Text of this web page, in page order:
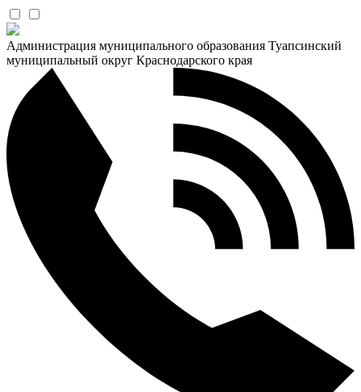
Администрация муниципального образования Туапсинский
муниципальный округ Краснодарского края